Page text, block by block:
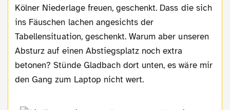
Kölner Niederlage freuen, geschenkt. Dass die sich
ins Fäuschen lachen angesichts der
Tabellensituation, geschenkt. Warum aber unseren
Absturz auf einen Abstiegsplatz noch extra
betonen? Stünde Gladbach dort unten, es wäre mir
den Gang zum Laptop nicht wert.